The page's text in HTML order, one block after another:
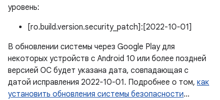
уровень:
[ro.build.version.security_patch]:[2022-10-01]
В обновлении системы через Google Play для
некоторых устройств с Android 10 или более поздней
версией ОС будет указана дата, совпадающая с
датой исправления 2022-10-01. Подробнее о том, как
установить обновления системы безопасности…